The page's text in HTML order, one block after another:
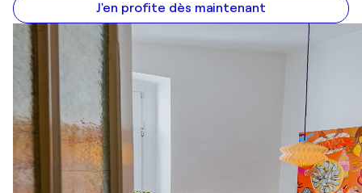
J'en profite dès maintenant